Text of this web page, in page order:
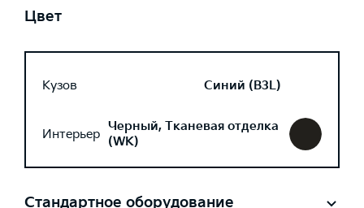
Цвет
Кузов Синий (B3L)
Интерьер Черный, Тканевая отделка
(WK)
Стандартное оборудование